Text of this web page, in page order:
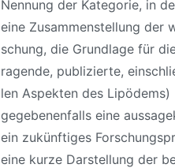
Nennung der Kategorie, in
eine Zusammenstellung der
schung, die Grundlage für
ragende, publizierte,
len Aspekten des Lipödems)
gegebenenfalls eine
ein zukünftiges
eine kurze Darstellung der